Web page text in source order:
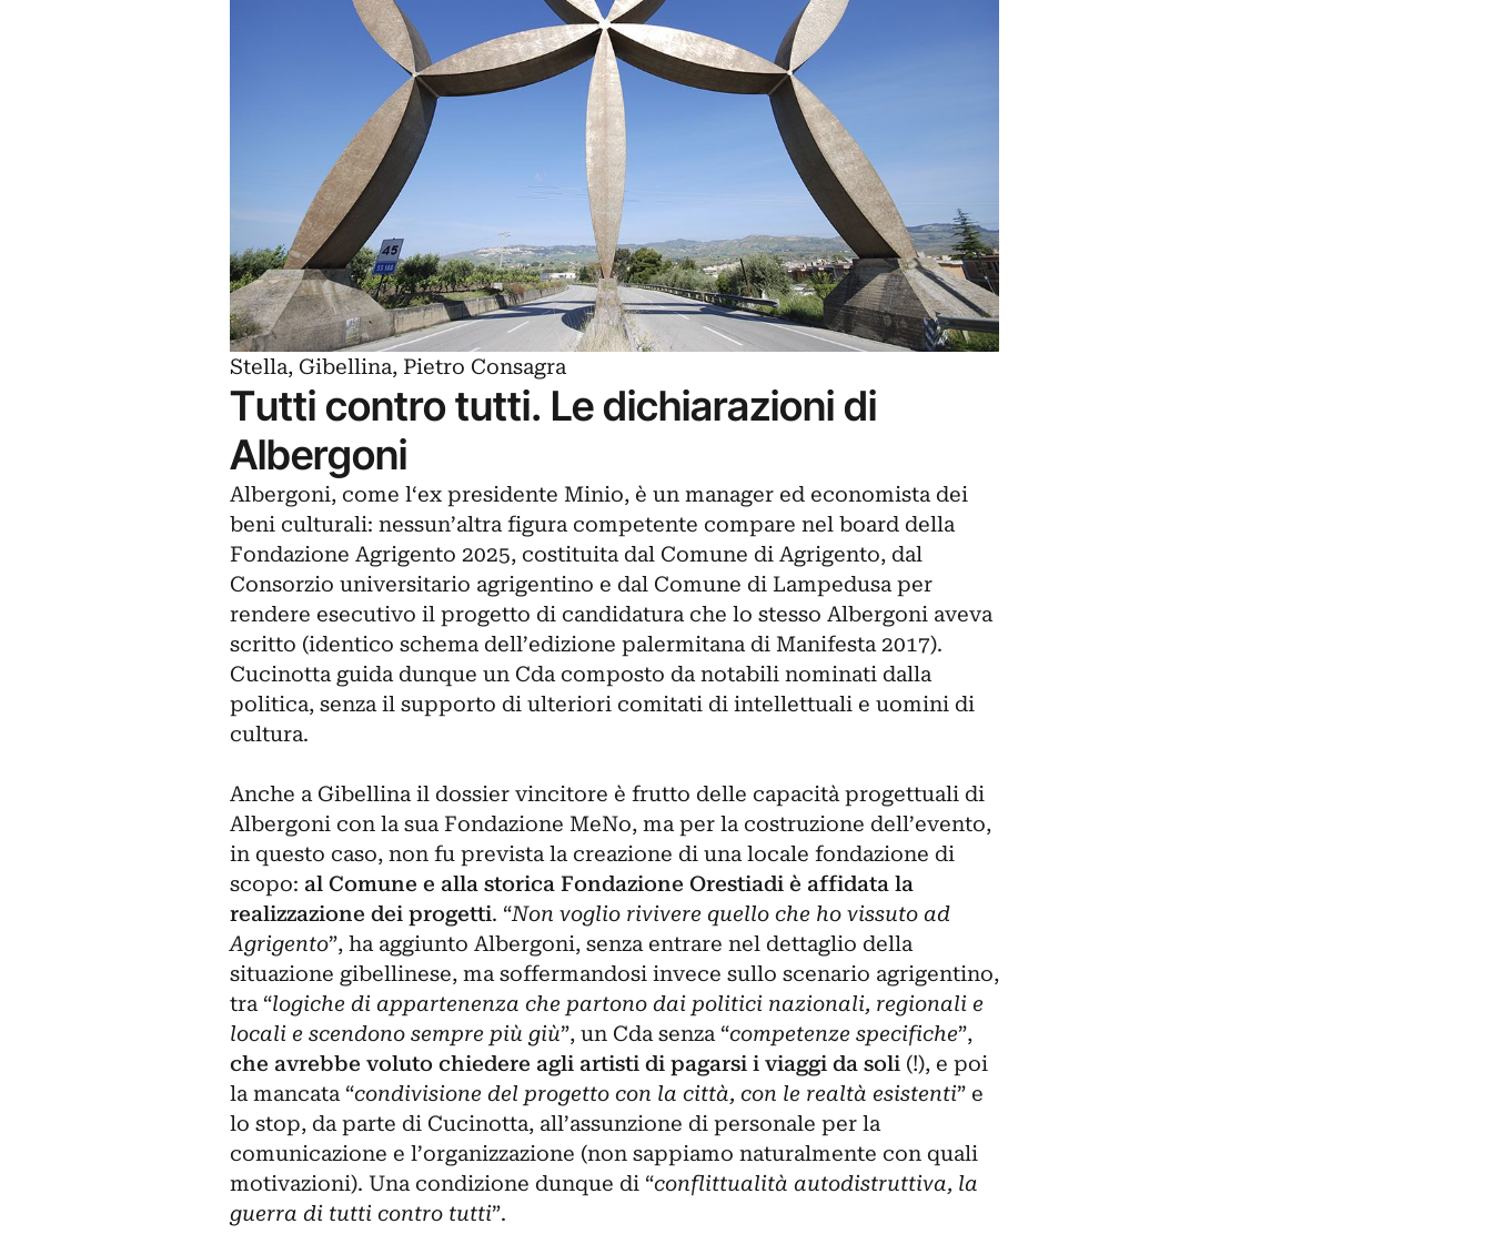
Stella, Gibellina, Pietro Consagra
Tutti contro tutti. Le dichiarazioni di
Albergoni
Albergoni, come l‘ex presidente Minio, è un manager ed economista dei
beni culturali: nessun’altra figura competente compare nel board della
Fondazione Agrigento 2025, costituita dal Comune di Agrigento, dal
Consorzio universitario agrigentino e dal Comune di Lampedusa per
rendere esecutivo il progetto di candidatura che lo stesso Albergoni aveva
scritto (identico schema dell’edizione palermitana di Manifesta 2017).
Cucinotta guida dunque un Cda composto da notabili nominati dalla
politica, senza il supporto di ulteriori comitati di intellettuali e uomini di
cultura.
Anche a Gibellinail dossier vincitore è frutto delle capacità progettuali di
Albergoni con la sua Fondazione MeNo, ma per la costruzione dell’evento,
in questo caso, non fu prevista la creazione di una locale fondazione di
scopo: al Comune e alla storica Fondazione Orestiadi è affidata la
realizzazione dei progetti. “Non voglio rivivere quello che ho vissuto ad
Agrigento”, ha aggiunto Albergoni, senza entrare nel dettaglio della
situazione gibellinese, ma soffermandosi invece sullo scenario agrigentino,
tra “logiche di appartenenza che partono dai politici nazionali, regionali e
locali e scendono sempre più giù”, un Cda senza “competenze specifiche”,
che avrebbe voluto chiedere agli artisti di pagarsi i viaggi da soli(!), e poi
la mancata “condivisione del progetto con la città, con le realtà esistenti” e
lo stop, da parte di Cucinotta, all’assunzione di personale per la
comunicazione e l’organizzazione (non sappiamo naturalmente con quali
motivazioni). Una condizione dunque di “conflittualità autodistruttiva, la
guerra di tutti contro tutti”.